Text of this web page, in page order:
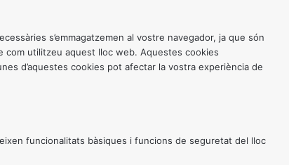
s’emmagatzemen al vostre navegador, ja que són
com utilitzeu aquest lloc web. Aquestes cookies
d’aquestes cookies pot afectar la vostra experiència de
funcionalitats bàsiques i funcions de seguretat del lloc